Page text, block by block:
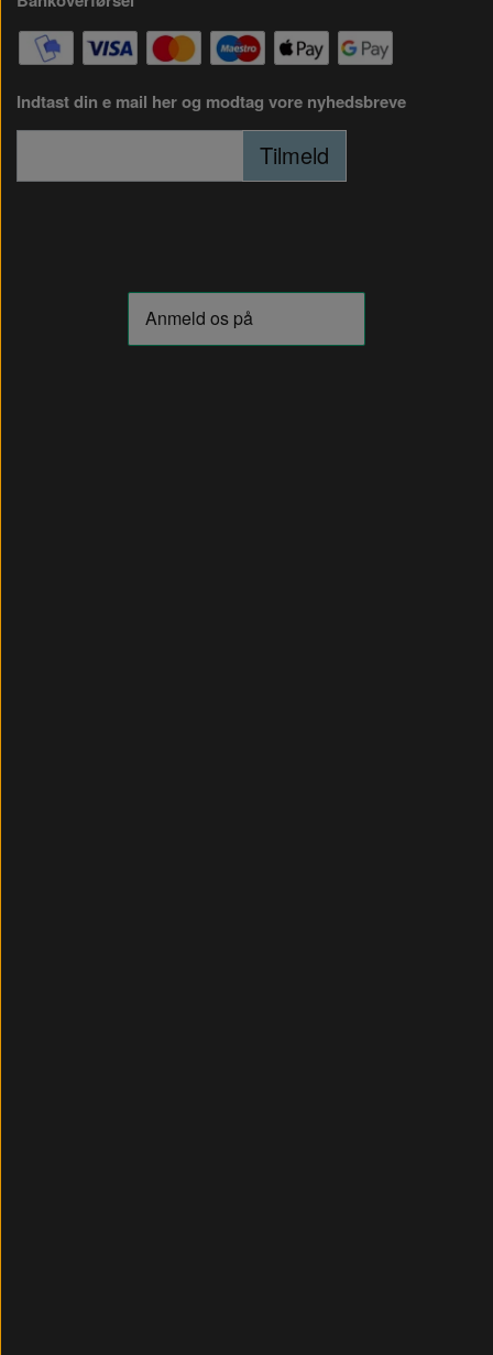
Indtast din e mail her og modtag vore nyhedsbreve
Tilmeld